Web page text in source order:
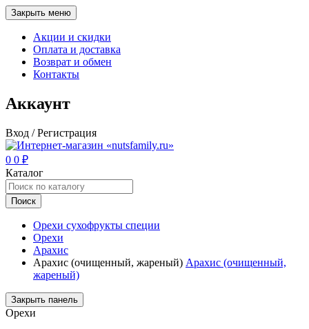
Закрыть меню
Акции и скидки
Оплата и доставка
Возврат и обмен
Контакты
Аккаунт
Вход / Регистрация
0 0 ₽
Каталог
Поиск
Орехи сухофрукты специи
Орехи
Арахис
Арахис (очищенный, жареный) Арахис (очищенный,
жареный)
Закрыть панель
Орехи